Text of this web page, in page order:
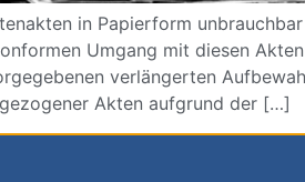
in Papierform
Umgang mit diesen
verlängerten
Akten aufgrund der […]